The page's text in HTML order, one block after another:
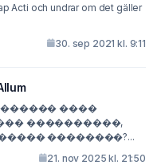
gäller
30. sep 2021 kl. 9:11
����
����������,
��������?...
21. nov 2025 kl. 21:50